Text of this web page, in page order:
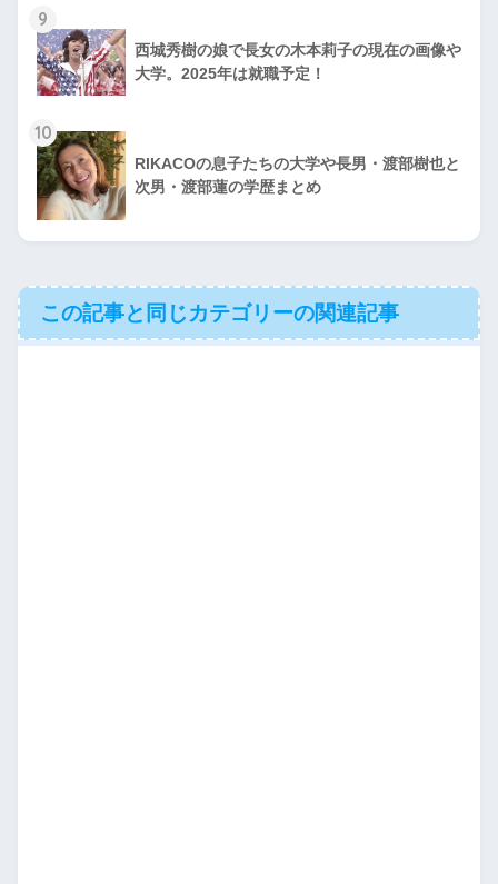
9
西城秀樹の娘で長女の木本莉子の現在の画像や
大学。2025年は就職予定！
10
RIKACOの息子たちの大学や長男・渡部樹也と
次男・渡部蓮の学歴まとめ
この記事と同じカテゴリーの関連記事